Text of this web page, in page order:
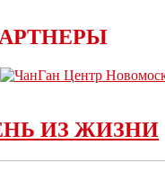
ИЗ ЖИЗНИ